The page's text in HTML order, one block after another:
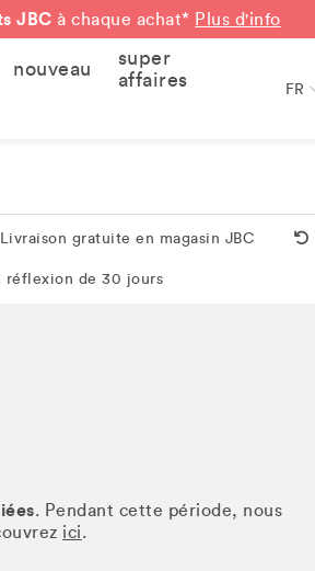
JBC à chaque achat* Plus d'info
nouveau
super
affaires
FR
Livraison gratuite en magasin JBC
Livraison gratuite en magasin JBC
réflexion de 60 jours
réflexion de 30 jours
. Pendant cette période, nous
ici.